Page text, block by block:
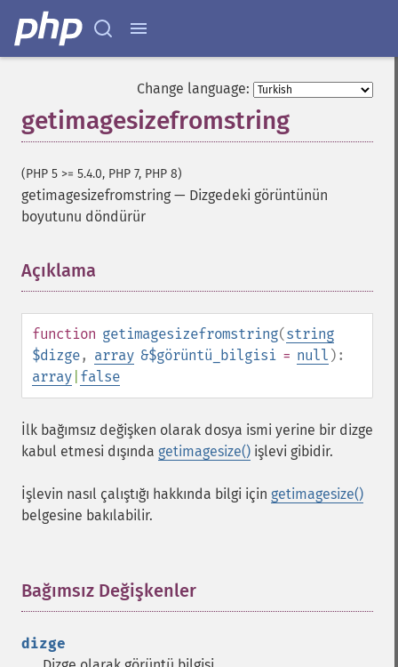
Change language:
getimagesizefromstring
(PHP 5 >= 5.4.0, PHP 7, PHP 8)
getimagesizefromstring — Dizgedeki görüntünün
boyutunu döndürür
Açıklama
function getimagesizefromstring(string
$dizge, array &$görüntü_bilgisi = null ):
array false
İlk bağımsız değişken olarak dosya ismi yerine bir dizge
kabul etmesi dışında getimagesize() işlevi gibidir.
İşlevin nasıl çalıştığı hakkında bilgi için getimagesize()
belgesine bakılabilir.
Bağımsız Değişkenler
dizge